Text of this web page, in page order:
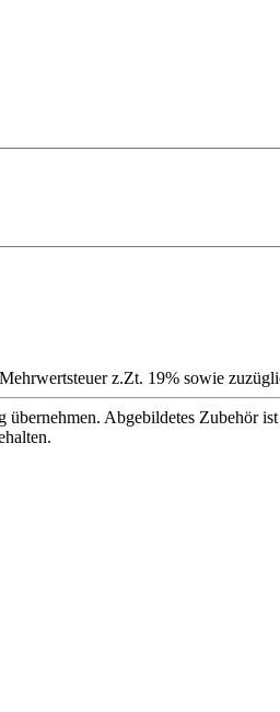
z.Zt. 19% sowie
Abgebildetes Zubehör